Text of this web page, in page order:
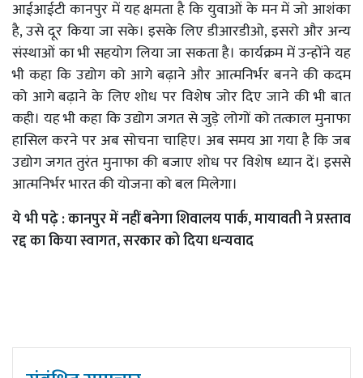
आईआईटी कानपुर में यह क्षमता है कि युवाओं के मन में जो आशंका
है, उसे दूर किया जा सके। इसके लिए डीआरडीओ, इसरो और अन्य
संस्थाओं का भी सहयोग लिया जा सकता है। कार्यक्रम में उन्होंने यह
भी कहा कि उद्योग को आगे बढ़ाने और आत्मनिर्भर बनने की कदम
को आगे बढ़ाने के लिए शोध पर विशेष जोर दिए जाने की भी बात
कही। यह भी कहा कि उद्योग जगत से जुड़े लोगों को तत्काल मुनाफा
हासिल करने पर अब सोचना चाहिए। अब समय आ गया है कि जब
उद्योग जगत तुरंत मुनाफा की बजाए शोध पर विशेष ध्यान दें। इससे
आत्मनिर्भर भारत की योजना को बल मिलेगा।
ये भी पढ़े :कानपुर में नहीं बनेगा शिवालय पार्क, मायावती ने प्रस्ताव
रद्द का किया स्वागत, सरकार को दिया धन्यवाद